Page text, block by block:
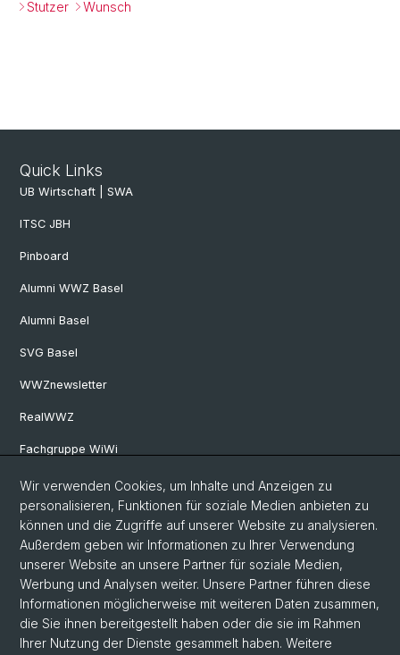
Stutzer
Wunsch
Quick Links
UB Wirtschaft | SWA
ITSC JBH
Pinboard
Alumni WWZ Basel
Alumni Basel
SVG Basel
WWZnewsletter
RealWWZ
Fachgruppe WiWi
Social Media
LinkedIn
Youtube
Wir verwenden Cookies, um Inhalte und Anzeigen zu
personalisieren, Funktionen für soziale Medien anbieten zu
können und die Zugriffe auf unserer Website zu analysieren.
Außerdem geben wir Informationen zu Ihrer Verwendung
unserer Website an unsere Partner für soziale Medien,
Werbung und Analysen weiter. Unsere Partner führen diese
Informationen möglicherweise mit weiteren Daten zusammen,
die Sie ihnen bereitgestellt haben oder die sie im Rahmen
Ihrer Nutzung der Dienste gesammelt haben. Weitere